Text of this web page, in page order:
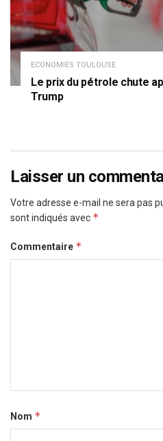
ECONOMIES TOULOUSE
Le prix du pétrole chute
Trump
Laisser un
Votre adresse e-mail ne sera pas
sont indiqués avec *
Commentaire *
Nom *